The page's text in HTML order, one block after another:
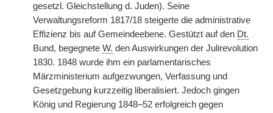
gesetzl. Gleichstellung d. Juden). Seine
Verwaltungsreform 1817/18 steigerte die administrative
Effizienz bis auf Gemeindeebene. Gestützt auf den Dt.
Bund, begegnete W. den Auswirkungen der Julirevolution
1830. 1848 wurde ihm ein parlamentarisches
Märzministerium aufgezwungen, Verfassung und
Gesetzgebung kurzzeitig liberalisiert. Jedoch gingen
König und Regierung 1848–52 erfolgreich gegen